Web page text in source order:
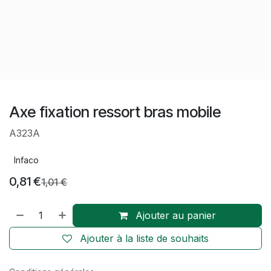
Axe fixation ressort bras mobile
A323A
Infaco
0,81€1,01€
Ajouter au panier
Ajouter à la liste de souhaits